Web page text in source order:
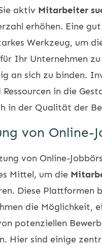
aktiv Mitarbeiter
erhöhen. Eine
Werkzeug, um
Ihr Unternehmen zu
an sich zu binden.
in die
in der Qualität der
von Online-
von Online-
Mittel, um die
Diese Plattformen
die Möglichkeit,
potenziellen
Hier sind einige